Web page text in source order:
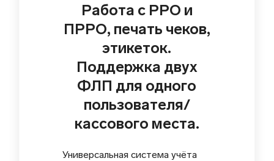
Работа с РРО и
ПРРО, печать чеков,
этикеток.
Поддержка двух
ФЛП для одного
пользователя/
кассового места.
Универсальная система учёта